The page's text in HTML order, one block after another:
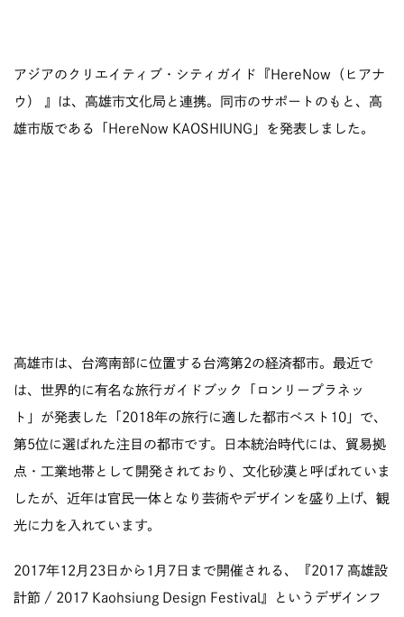
アジアのクリエイティブ・シティガイド『HereNow（ヒアナ
ウ） 』は、高雄市文化局と連携。同市のサポートのもと、高
雄市版である「HereNow KAOSHIUNG」を発表しました。
高雄市は、台湾南部に位置する台湾第2の経済都市。最近で
は、世界的に有名な旅行ガイドブック「ロンリープラネッ
ト」が発表した「2018年の旅行に適した都市ベスト10」で、
第5位に選ばれた注目の都市です。日本統治時代には、貿易拠
点・工業地帯として開発されており、文化砂漠と呼ばれていま
したが、近年は官民一体となり芸術やデザインを盛り上げ、観
光に力を入れています。
2017年12月23日から1月7日まで開催される、『2017 高雄設
計節 / 2017 Kaohsiung Design Festival』というデザインフ